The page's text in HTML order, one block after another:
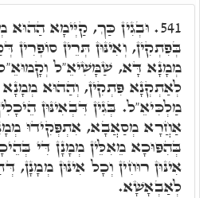
541. וּבְגִין כַּךְ, קַיְּימָא הַהוּא
בְּפִתְקִין, וְאִינּוּן תְּרֵין סוֹפְרִין
מְמָנָא דָּא, שַׁמָּשִׁיאֵ"ל וְקָמוּאֵ"ל,
לְאַתְקְנָא פִּתְקִין, וְהַהוּא מְמָנָא
מַלְכִּיאֵ"ל. בְּגִין דִּבְאִינּוּן
אַחֲרָא מְסַאֲבָא, אִתְפְּקִידוּ
בְּהִפּוּכָא מֵאִלֵּין מְמָנָן דִּי
אִינּוּן רוּחִין וְכָל אִינּוּן מְמָנָן,
לְאַבְאָשָׁא.